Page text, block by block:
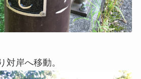
対岸へ移動。